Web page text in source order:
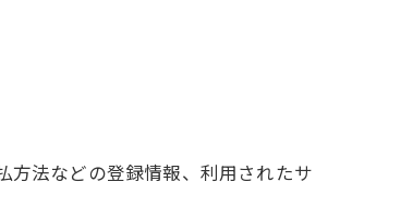
方法などの登録情報、利用されたサ